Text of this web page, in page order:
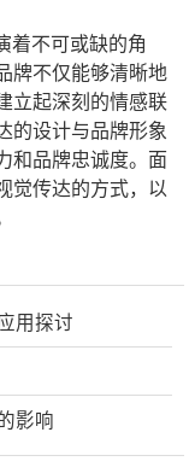
着不可或缺的角
牌不仅能够清晰地
立起深刻的情感联
的设计与品牌形象
和品牌忠诚度。面
觉传达的方式，以
用探讨
影响